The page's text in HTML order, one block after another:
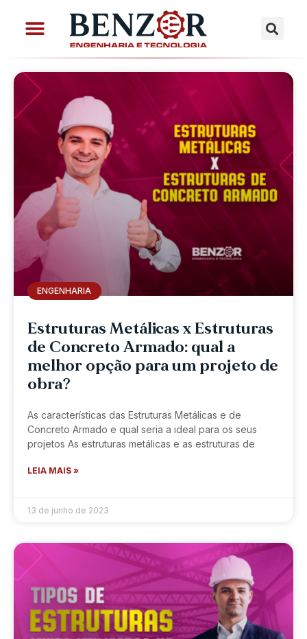
ENGENHARIA
Estruturas Metálicas x Estruturas
de Concreto Armado: qual a
melhor opção para um projeto de
obra?
As características das Estruturas Metálicas e de
Concreto Armado e qual seria a ideal para os seus
projetos As estruturas metálicas e as estruturas de
LEIA MAIS »
13 de junho de 2023